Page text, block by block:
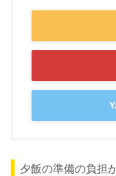
夕飯の準備の負担